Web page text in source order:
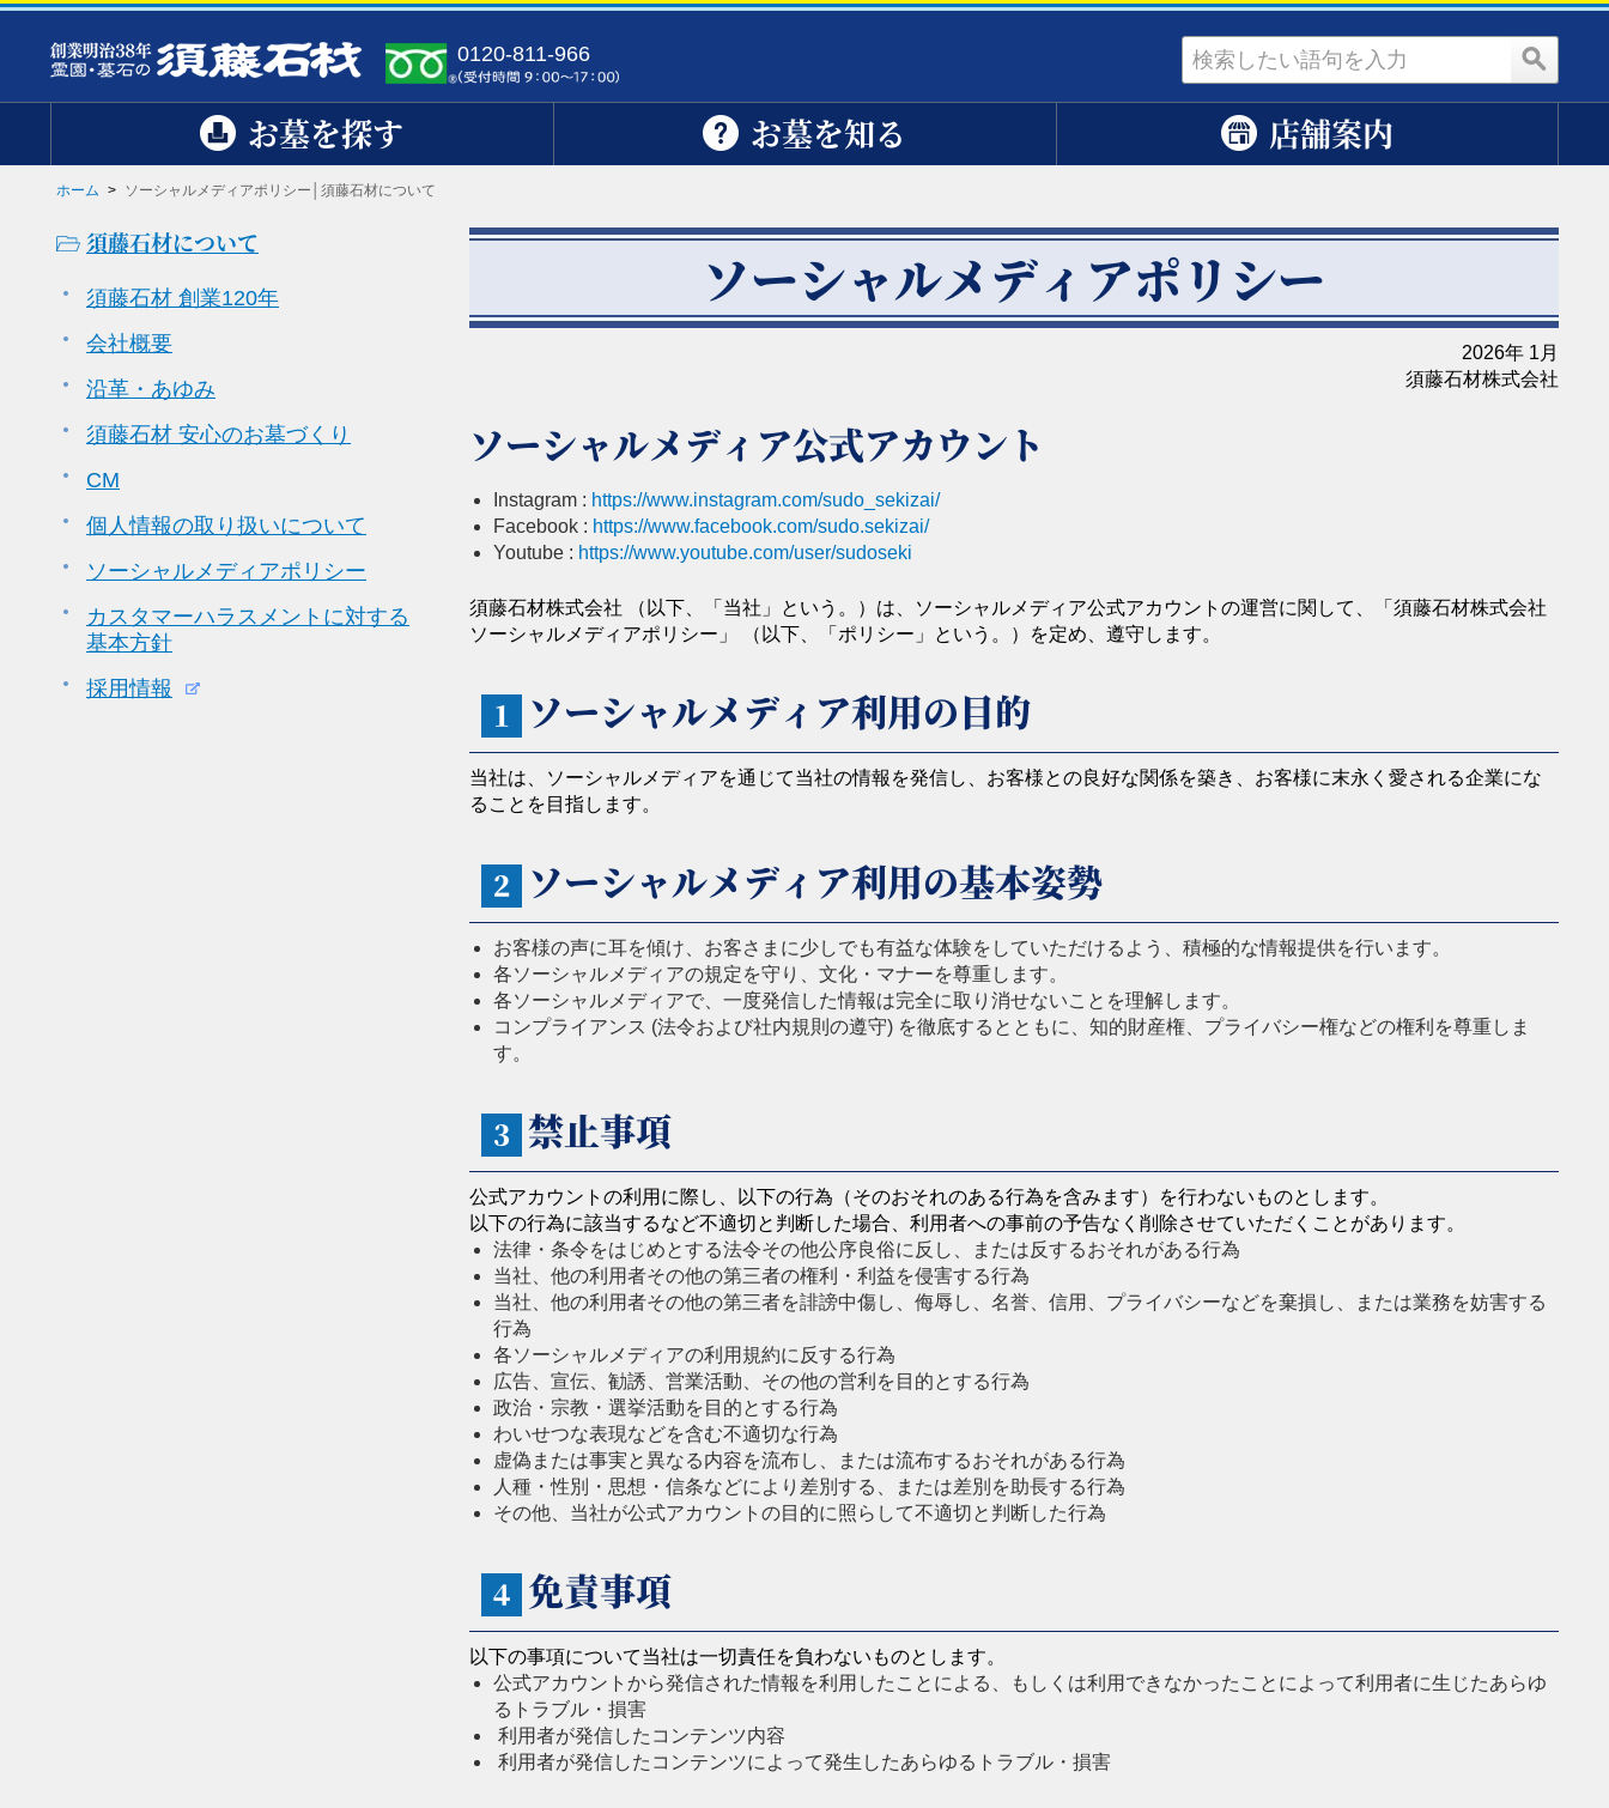
0120-811-966
お墓を探す お墓を知る 店舗案内
ホーム > ソーシャルメディアポリシー│須藤石材について
須藤石材について
須藤石材 創業120年
会社概要
沿革・あゆみ
須藤石材 安心のお墓づくり
CM
個人情報の取り扱いについて
ソーシャルメディアポリシー
カスタマーハラスメントに対する
基本方針
採用情報
ソーシャルメディアポリシー
2026年 1月
須藤石材株式会社
ソーシャルメディア公式アカウント
Instagram : https://www.instagram.com/sudo_sekizai/
Facebook : https://www.facebook.com/sudo.sekizai/
Youtube : https://www.youtube.com/user/sudoseki
須藤石材株式会社 （以下、「当社」という。）は、ソーシャルメディア公式アカウントの運営に関して、「須藤石材株式会社
ソーシャルメディアポリシー」 （以下、「ポリシー」という。）を定め、遵守します。
１ ソーシャルメディア利用の目的
当社は、ソーシャルメディアを通じて当社の情報を発信し、お客様との良好な関係を築き、お客様に末永く愛される企業にな
ることを目指します。
２ ソーシャルメディア利用の基本姿勢
お客様の声に耳を傾け、お客さまに少しでも有益な体験をしていただけるよう、積極的な情報提供を行います。
各ソーシャルメディアの規定を守り、文化・マナーを尊重します。
各ソーシャルメディアで、一度発信した情報は完全に取り消せないことを理解します。
コンプライアンス (法令および社内規則の遵守) を徹底するとともに、知的財産権、プライバシー権などの権利を尊重しま
す。
３ 禁止事項
公式アカウントの利用に際し、以下の行為（そのおそれのある行為を含みます）を行わないものとします。
以下の行為に該当するなど不適切と判断した場合、利用者への事前の予告なく削除させていただくことがあります。
法律・条令をはじめとする法令その他公序良俗に反し、または反するおそれがある行為
当社、他の利用者その他の第三者の権利・利益を侵害する行為
当社、他の利用者その他の第三者を誹謗中傷し、侮辱し、名誉、信用、プライバシーなどを棄損し、または業務を妨害する
行為
各ソーシャルメディアの利用規約に反する行為
広告、宣伝、勧誘、営業活動、その他の営利を目的とする行為
政治・宗教・選挙活動を目的とする行為
わいせつな表現などを含む不適切な行為
虚偽または事実と異なる内容を流布し、または流布するおそれがある行為
人種・性別・思想・信条などにより差別する、または差別を助長する行為
その他、当社が公式アカウントの目的に照らして不適切と判断した行為
４ 免責事項
以下の事項について当社は一切責任を負わないものとします。
公式アカウントから発信された情報を利用したことによる、もしくは利用できなかったことによって利用者に生じたあらゆ
るトラブル・損害
利用者が発信したコンテンツ内容
利用者が発信したコンテンツによって発生したあらゆるトラブル・損害